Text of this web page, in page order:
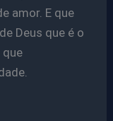
amor. E que
Deus que é o
que